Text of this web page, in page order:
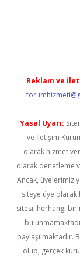
Reklam ve
Yasal Uyarı:
ve İletişim
olarak hizmet
olarak denetleme
Ancak, üyelerimiz
siteye üye olarak
sitesi, herhangi bir
paylaşılmaktadır.
olup, gerçek